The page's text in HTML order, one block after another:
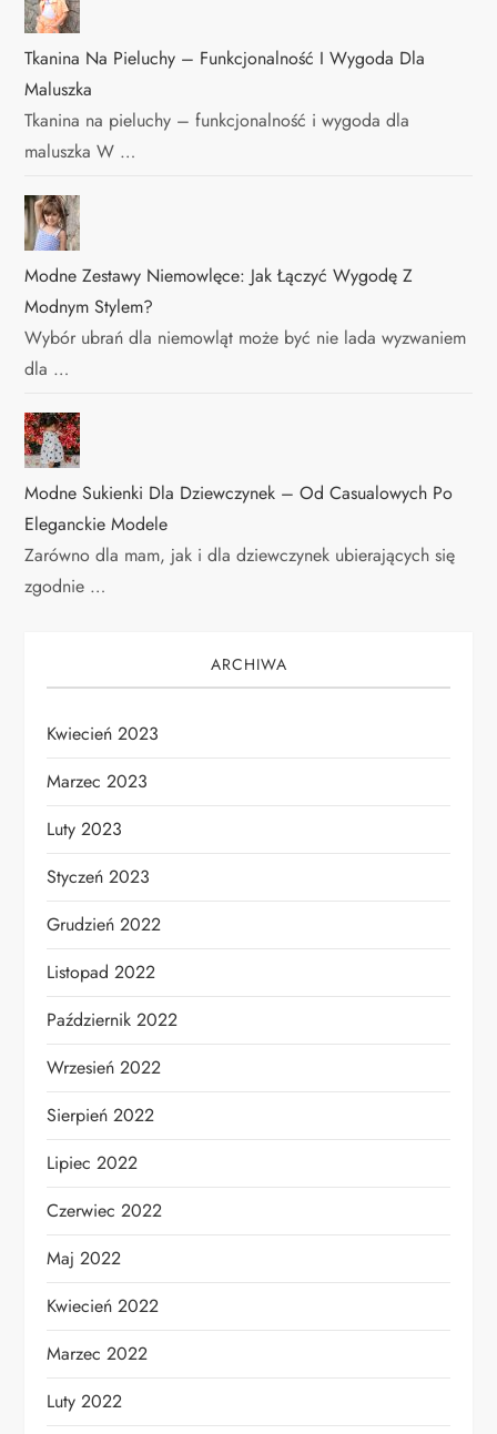
Tkanina Na Pieluchy – Funkcjonalność I Wygoda Dla
Maluszka
Tkanina na pieluchy – funkcjonalność i wygoda dla
maluszka W …
Modne Zestawy Niemowlęce: Jak Łączyć Wygodę Z
Modnym Stylem?
Wybór ubrań dla niemowląt może być nie lada wyzwaniem
dla …
Modne Sukienki Dla Dziewczynek – Od Casualowych Po
Eleganckie Modele
Zarówno dla mam, jak i dla dziewczynek ubierających się
zgodnie …
ARCHIWA
Kwiecień 2023
Marzec 2023
Luty 2023
Styczeń 2023
Grudzień 2022
Listopad 2022
Październik 2022
Wrzesień 2022
Sierpień 2022
Lipiec 2022
Czerwiec 2022
Maj 2022
Kwiecień 2022
Marzec 2022
Luty 2022